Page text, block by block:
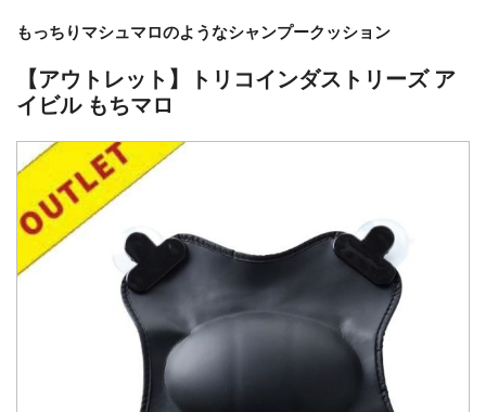
もっちりマシュマロのようなシャンプークッション
【アウトレット】トリコインダストリーズ ア
イビル もちマロ